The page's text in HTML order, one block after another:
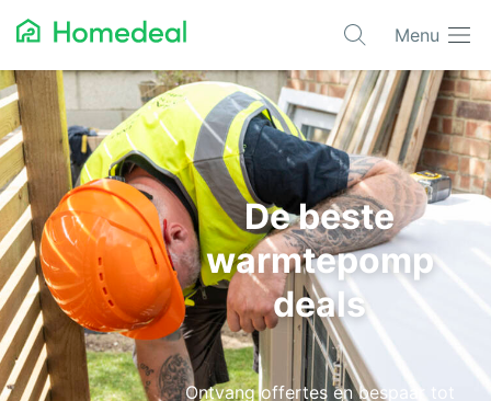
Menu
Populaire projecten
Aannemer
Airco
Alarmsystemen
Architect
Asbest
Bestrating
De beste
warmtepomp
deals
Ontvang offertes en bespaar tot